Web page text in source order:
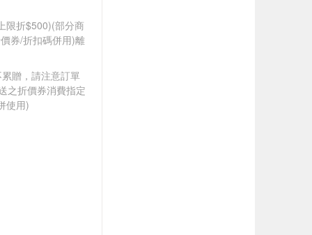
限折$500)(部分商
券/折扣碼併用)離
贈，請注意訂單
之折價券消費指定
使用)